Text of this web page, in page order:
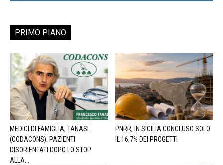
PRIMO PIANO
MEDICI DI FAMIGLIA, TANASI
(CODACONS): PAZIENTI
DISORIENTATI DOPO LO STOP
ALLA...
PNRR, IN SICILIA CONCLUSO SOLO
IL 16,7% DEI PROGETTI